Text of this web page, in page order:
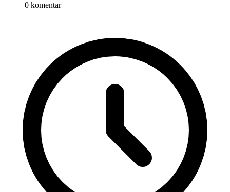
0 komentar